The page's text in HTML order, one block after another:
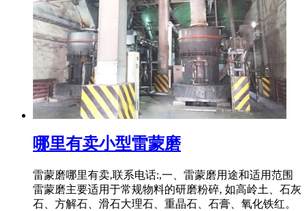
哪里有卖小型雷蒙磨
雷蒙磨哪里有卖,联系电话:,一、雷蒙磨用途和适用范围
雷蒙磨主要适用于常规物料的研磨粉碎, 如高岭土、石灰
石、方解石、滑石大理石、重晶石、石膏、氧化铁红。